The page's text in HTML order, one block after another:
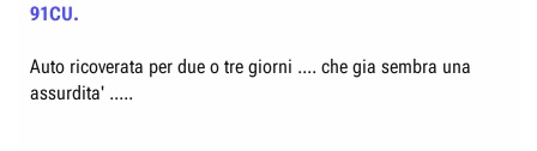
o
e
91CU.
Auto ricoverata per due o tre giorni .... che gia sembra una
assurdita' .....